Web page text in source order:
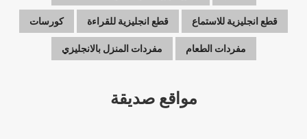
قطع انجليزية للاستماع قطع انجليزية للقراءة كورسات
مفردات الطعام مفردات المنزل بالانجليزي
مواقع صديقة